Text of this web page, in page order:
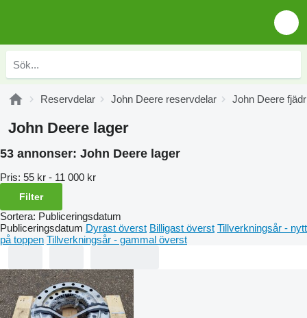
Reservdelar John Deere reservdelar John Deere
John Deere lager
53 annonser: John Deere lager
Pris: 55 kr - 11 000 kr
Filter
Sortera: Publiceringsdatum
Publiceringsdatum Dyrast överst Billigast överst Tillverkningsår - nytt
på toppen Tillverkningsår - gammal överst